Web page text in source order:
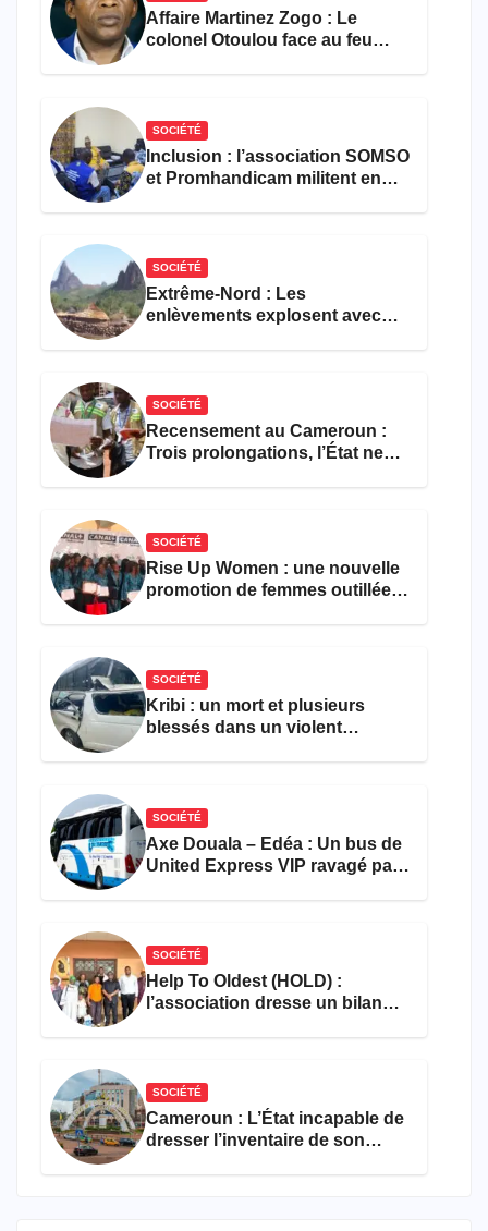
Affaire Martinez Zogo : Le
colonel Otoulou face au feu
SOCIÉTÉ
Inclusion : l’association SOMSO
et Promhandicam militent en
SOCIÉTÉ
Extrême-Nord : Les
enlèvements explosent avec
SOCIÉTÉ
Recensement au Cameroun :
Trois prolongations, l’État ne
SOCIÉTÉ
Rise Up Women : une nouvelle
promotion de femmes outillées
SOCIÉTÉ
Kribi : un mort et plusieurs
blessés dans un violent
SOCIÉTÉ
Axe Douala – Edéa : Un bus de
United Express VIP ravagé par
SOCIÉTÉ
Help To Oldest (HOLD) :
l’association dresse un bilan
SOCIÉTÉ
Cameroun : L’État incapable de
dresser l’inventaire de son